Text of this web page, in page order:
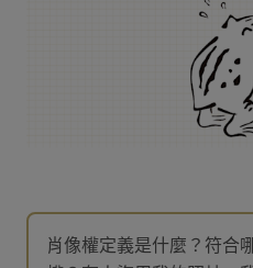
肖像權定義是什麼？符合